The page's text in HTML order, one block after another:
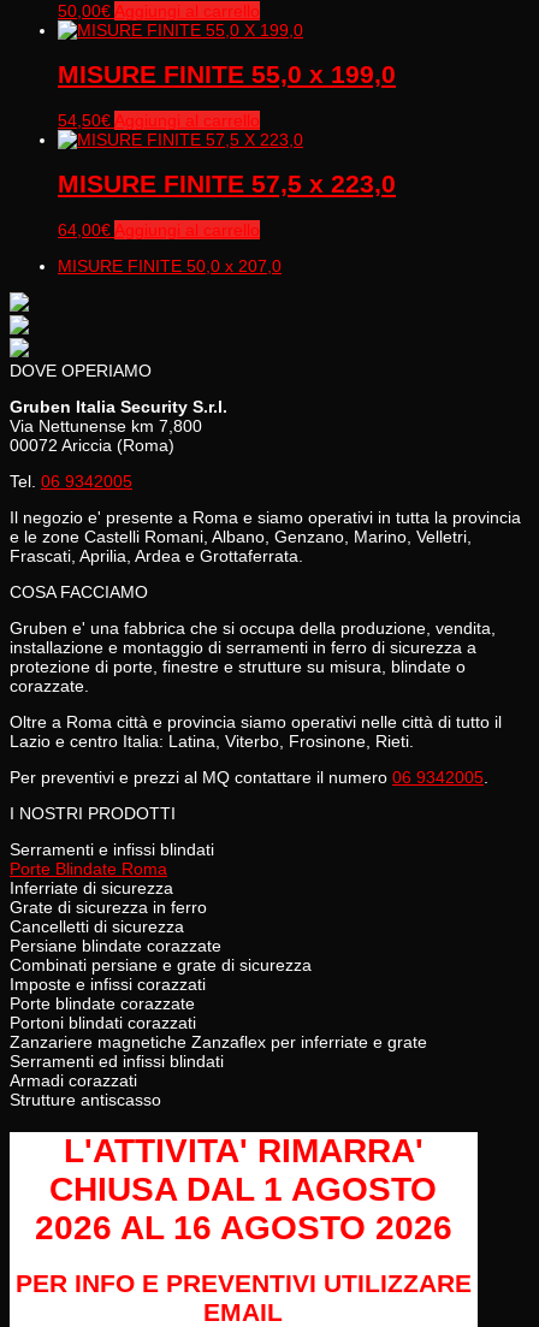
50,00€ Aggiungi al carrello
MISURE FINITE 55,0 x 199,0
54,50€ Aggiungi al carrello
MISURE FINITE 57,5 x 223,0
64,00€ Aggiungi al carrello
MISURE FINITE 50,0 x 207,0
DOVE OPERIAMO
Gruben Italia Security S.r.l.
Via Nettunense km 7,800
00072 Ariccia (Roma)
Tel. 06 9342005
Il negozio e' presente a Roma e siamo operativi in tutta la provincia
e le zone Castelli Romani, Albano, Genzano, Marino, Velletri,
Frascati, Aprilia, Ardea e Grottaferrata.
COSA FACCIAMO
Gruben e' una fabbrica che si occupa della produzione, vendita,
installazione e montaggio di serramenti in ferro di sicurezza a
protezione di porte, finestre e strutture su misura, blindate o
corazzate.
Oltre a Roma città e provincia siamo operativi nelle città di tutto il
Lazio e centro Italia: Latina, Viterbo, Frosinone, Rieti.
Per preventivi e prezzi al MQ contattare il numero 06 9342005
I NOSTRI PRODOTTI
Serramenti e infissi blindati
Porte Blindate Roma
Inferriate di sicurezza
Grate di sicurezza in ferro
Cancelletti di sicurezza
Persiane blindate corazzate
Combinati persiane e grate di sicurezza
Imposte e infissi corazzati
Porte blindate corazzate
Portoni blindati corazzati
Zanzariere magnetiche Zanzaflex per inferriate e grate
Serramenti ed infissi blindati
Armadi corazzati
Strutture antiscasso
L'ATTIVITA' RIMARRA'
CHIUSA DAL 1 AGOSTO
2026 AL 16 AGOSTO 2026
PER INFO E PREVENTIVI UTILIZZARE
EMAIL